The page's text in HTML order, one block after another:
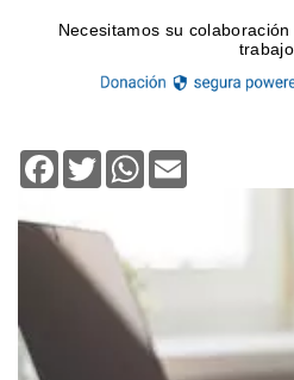
Facebook
TwitterWhatsApp